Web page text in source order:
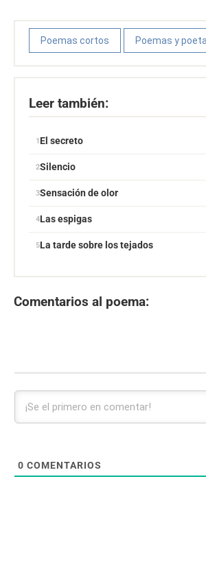
Poemas cortos Poemas y
Leer también:
El secreto
Silencio
Sensación de olor
Las espigas
La tarde sobre los tejados
Comentarios al poema:
0 COMENTARIOS